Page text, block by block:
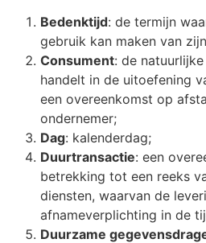
Bedenktijd: de termijn
gebruik kan maken van
Consument: de
handelt in de uitoefening
een overeenkomst op
ondernemer;
Dag: kalenderdag;
Duurtransactie: een
betrekking tot een reeks
diensten, waarvan de
afnameverplichting in de
Duurzame